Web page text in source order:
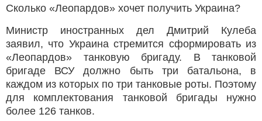
Сколько «Леопардов» хочет получить Украина?
Министр иностранных дел Дмитрий Кулеба
заявил, что Украина стремится сформировать из
«Леопардов» танковую бригаду. В танковой
бригаде ВСУ должно быть три батальона, в
каждом из которых по три танковые роты. Поэтому
для комплектования танковой бригады нужно
более 126 танков.